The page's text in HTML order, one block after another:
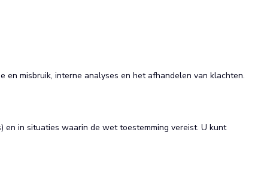
misbruik, interne analyses en het afhandelen van klachten.
en in situaties waarin de wet toestemming vereist. U kunt